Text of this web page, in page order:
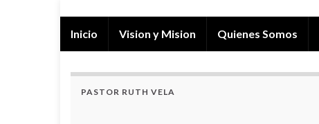
Inicio Vision y Mision Quienes Somos
PASTOR RUTH VELA